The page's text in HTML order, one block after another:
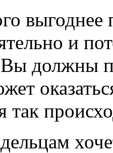
выгоднее
и
Вы должны
так